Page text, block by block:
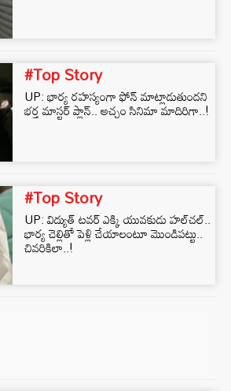
#Top Story
UP: భార్య రహస్యంగా ఫోన్ మాట్లాడుతుందని
భర్త మాస్టర్ ప్లాన్.. అచ్చం సినిమా మాదిరిగా..!
#Top Story
UP: విద్యుత్ టవర్ ఎక్కి యువకుడు హల్‌చల్..
భార్య చెల్లితో పెళ్లి చేయాలంటూ మొండిపట్టు..
చివరికిలా..!